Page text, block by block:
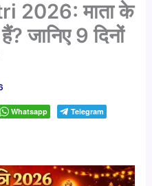
2026: माता के
जानिए 9 दिनों
Whatsapp Telegram